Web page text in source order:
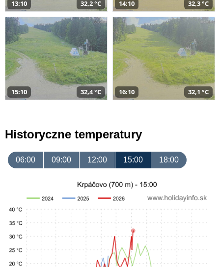
13:10 32,2 °C 14:10 32,3 °C
15:10 32,4 °C 16:10 32,1 °C
Historyczne temperatury
06:00 09:00 12:00 15:00 18:00